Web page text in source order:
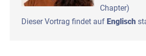
Chapter)
Dieser Vortrag findet auf Englisch